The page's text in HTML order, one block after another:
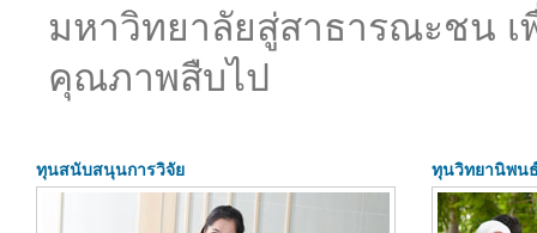
มหาวิทยาลัยสู่สาธารณะชน
คุณภาพสืบไป
ทุนสนับสนุนการวิจัย ทุนวิทยานิพน